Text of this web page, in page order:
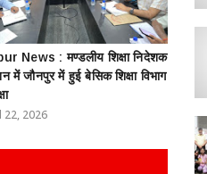
News : ​मण्डलीय शिक्षा निदेशक
में जौनपुर में हुई बेसिक शिक्षा विभाग
22, 2026